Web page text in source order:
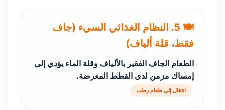
🍽️ 5. النظام الغذائي السيء (جاف
فقط، قلة ألياف)
الطعام الجاف الفقير بالألياف وقلة الماء يؤدي إلى
إمساك مزمن لدى القطط المعرضة.
انتقال إلى طعام رطب